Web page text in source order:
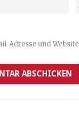
Adresse und